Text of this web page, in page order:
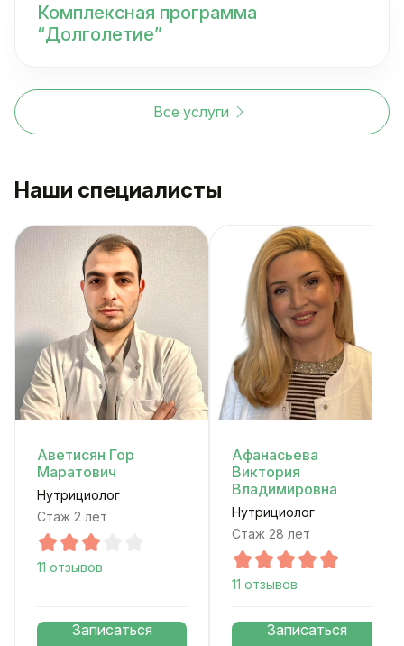
Комплексная программа
“Долголетие”
Все услуги
Наши специалисты
Аветисян Гор
Маратович
Нутрициолог
Стаж 2 лет
11 отзывов
Записаться
Афанасьева
Виктория
Владимировна
Нутрициолог
Стаж 28 лет
11 отзывов
Записаться